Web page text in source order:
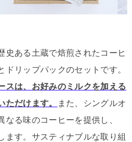
史ある土蔵で焙煎されたコーヒ
リップパックのセットです。
スは、お好みのミルクを加える
だけます。
また、シングルオ
る味のコーヒーを提供し、
す。 サスティナブルな取り組